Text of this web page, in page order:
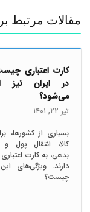
مقالات مرتبط
کارت اعتباری
در ایران نیز
می‌شود؟
تیر ٢٢, ١۴۰١
بسیاری از کشورها،
کالا، انتقال پول
بدهی، به کارت
دارند. ویژگی‌های
چیست؟